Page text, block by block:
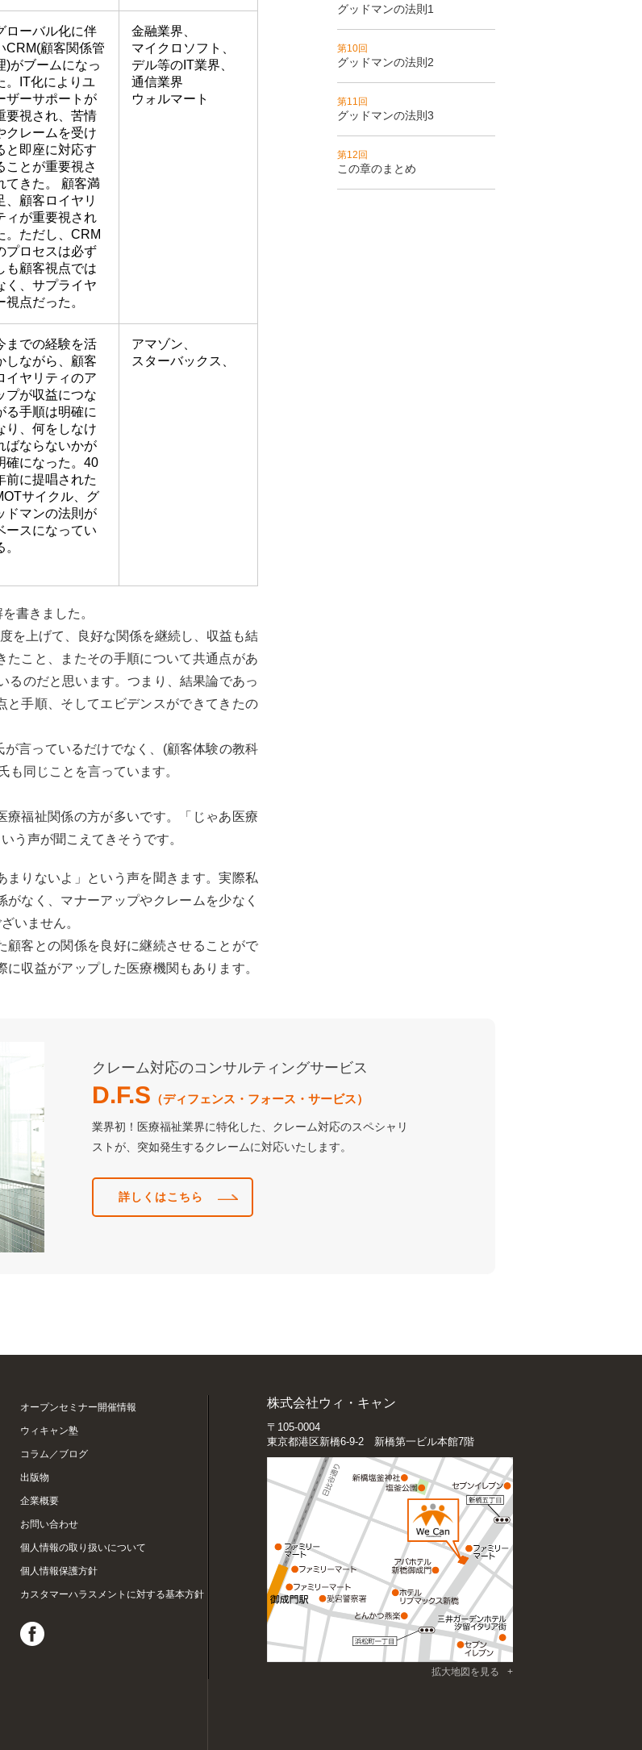
ローバル化に伴
CRM(顧客関係管
)がブームになっ
。IT化によりユ
ザーサポートが
要視され、苦情
クレームを受け
と即座に対応す
ことが重要視さ
てきた。 顧客満
、顧客ロイヤリ
ィが重要視され
。ただし、CRM
プロセスは必ず
も顧客視点では
く、サプライヤ
視点だった。
金融業界、
マイクロソフト、
デル等のIT業界、
通信業界
ウォルマート
までの経験を活
しながら、顧客
イヤリティのア
プが収益につな
る手順は明確に
り、何をしなけ
ばならないかが
確になった。40
前に提唱された
サイクル、グ
ドマンの法則が
ースになってい
。
アマゾン、
スターバックス、
書きました。
を上げて、良好な関係を継続し、収益も結
こと、またその手順について共通点があ
るのだと思います。つまり、結果論であっ
手順、そしてエビデンスができてきたの
言っているだけでなく、(顧客体験の教科
同じことを言っています。
福祉関係の方が多いです。「じゃあ医療
う声が聞こえてきそうです。
りないよ」という声を聞きます。実際私
なく、マナーアップやクレームを少なく
いません。
顧客との関係を良好に継続させることがで
収益がアップした医療機関もあります。
グッドマンの法則1
第10回
グッドマンの法則2
第11回
グッドマンの法則3
第12回
この章のまとめ
クレーム対応のコンサルティングサービス
D.F.S （ディフェンス・フォース・サービス）
業界初！医療福祉業界に特化した、クレーム対応のスペシャリ
ストが、突如発生するクレームに対応いたします。
詳しくはこちら
オープンセミナー開催情報
ウィキャン塾
コラム／ブログ
出版物
企業概要
お問い合わせ
個人情報の取り扱いについて
個人情報保護方針
カスタマーハラスメントに対する基本方針
株式会社ウィ・キャン
〒105-0004
東京都港区新橋6-9-2 新橋第一ビル本館7階
拡大地図を見る